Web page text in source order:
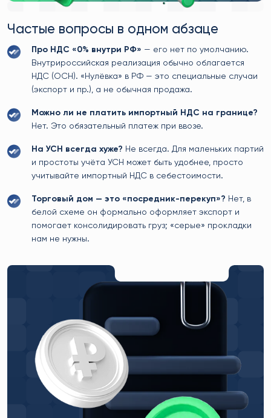
Частые вопросы в одном абзаце
Про НДС «0% внутри РФ» — его нет по умолчанию.
Внутрироссийская реализация обычно облагается
НДС (ОСН). «Нулёвка» в РФ — это специальные случаи
(экспорт и пр.), а не обычная продажа.
Можно ли не платить импортный НДС на границе?
Нет. Это обязательный платеж при ввозе.
На УСН всегда хуже? Не всегда. Для маленьких партий
и простоты учёта УСН может быть удобнее, просто
учитывайте импортный НДС в себестоимости.
Торговый дом — это «посредник-перекуп»? Нет, в
белой схеме он формально оформляет экспорт и
помогает консолидировать груз; «серые» прокладки
нам не нужны.